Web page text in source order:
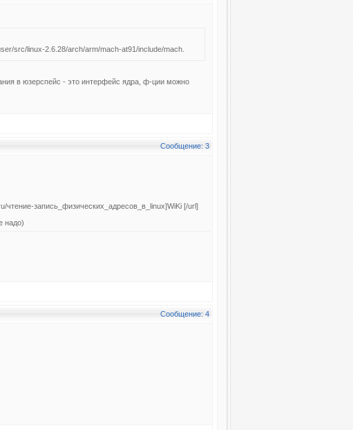
src/linux-2.6.28/arch/arm/mach-at91/include/mach.
в юзерспейс - это интерфейс ядра, ф-ции можно
Сообщение: 3
запись_физических_адресов_в_linux]WiKi [/url]
надо)
Сообщение: 4